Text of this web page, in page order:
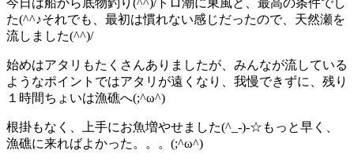
た(^^♪それでも、最初は慣れない感じだったので、天然瀬を
流しました(^^)/
始めはアタリもたくさんありましたが、みんなが流している
ようなポイントではアタリが遠くなり、我慢できずに、残り
１時間ちょいは漁礁へ(;^ω^)
根掛もなく、上手にお魚増やせました(^_-)-☆もっと早く、
漁礁に来ればよかった。。。(;^ω^)